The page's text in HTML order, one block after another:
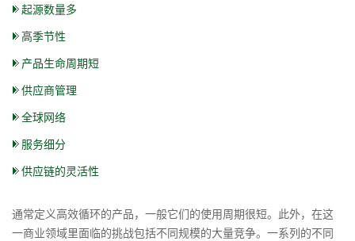
起源数量多
高季节性
产品生命周期短
供应商管理
全球网络
服务细分
供应链的灵活性
通常定义高效循环的产品，一般它们的使用周期很短。此外，在这
一商业领域里面临的挑战包括不同规模的大量竞争。一系列的不同